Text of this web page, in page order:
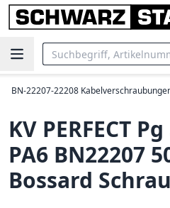
BN-22207-22208
KV PERFECT
PA6 BN22207
Bossard